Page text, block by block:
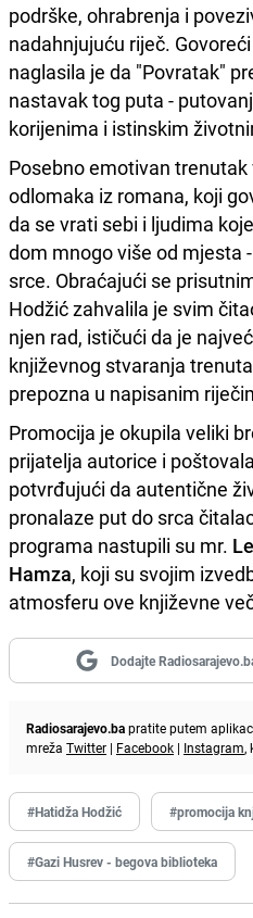
podrške, ohrabrenja i
nadahnjujuću riječ.
naglasila je da "Povratak"
nastavak tog puta -
korijenima i istinskim
Posebno emotivan
odlomaka iz romana, koji
da se vrati sebi i ljudima
dom mnogo više od mjesta
srce. Obraćajući se
Hodžić zahvalila je svim
njen rad, ističući da je
književnog stvaranja
prepozna u napisanim
Promocija je okupila veliki
prijatelja autorice i
potvrđujući da autentične
pronalaze put do srca
programa nastupili su mr.
Hamza, koji su svojim
atmosferu ove književne
Dodajte
Radiosarajevo.bapratite putem
mreža Twitter | Facebook | Instagram,
#Hatidža Hodžić #promocija
#Gazi Husrev - begova biblioteka